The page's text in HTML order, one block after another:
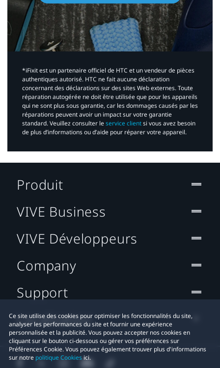
*iFixit est un partenaire officiel de HTC et un vendeur de pièces
authentiques autorisé. HTC ne fait aucune déclaration
concernant des déclarations sur des sites Web externes. Toute
réparation autogérée ne doit être utilisée que pour les appareils
qui ne sont plus sous garantie, car les dommages causés par les
réparations peuvent avoir un impact sur votre garantie
standard. Veuillez consulter leservice clientsi vous avez besoin
de plus d’informations ou d’aide pour réparer votre appareil.​
Ce site utilise des cookies pour optimiser les fonctionnalités du site,
analyser les performances du site et fournir une expérience
personnalisée et la publicité. Vous pouvez accepter nos cookies en
cliquant sur le bouton ci-dessous ou gérer vos préférences sur
Préférences Cookie. Vous pouvez également trouver plus d'informations
sur notre politique Cookiesici.
Produit
VIVE Business
VIVE Développeurs
Company
Support
Localisation